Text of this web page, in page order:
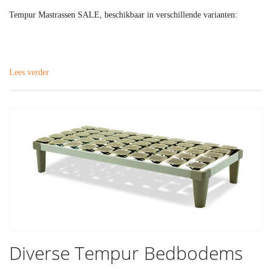
Tempur Mastrassen SALE, beschikbaar in verschillende varianten:
Lees verder
Diverse Tempur Bedbodems